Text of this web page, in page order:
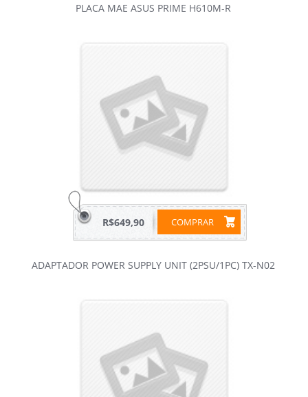
PLACA MAE ASUS PRIME H610M-R
COMPRAR
R$649,90
ADAPTADOR POWER SUPPLY UNIT (2PSU/1PC) TX-N02